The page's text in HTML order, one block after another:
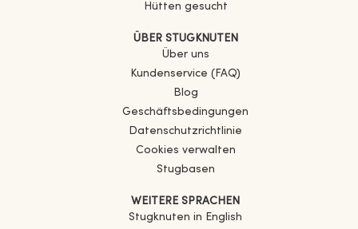
Hütten gesucht
ÜBER STUGKNUTEN
Über uns
Kundenservice (FAQ)
Blog
Geschäftsbedingungen
Datenschutzrichtlinie
Cookies verwalten
Stugbasen
WEITERE SPRACHEN
Stugknuten in English